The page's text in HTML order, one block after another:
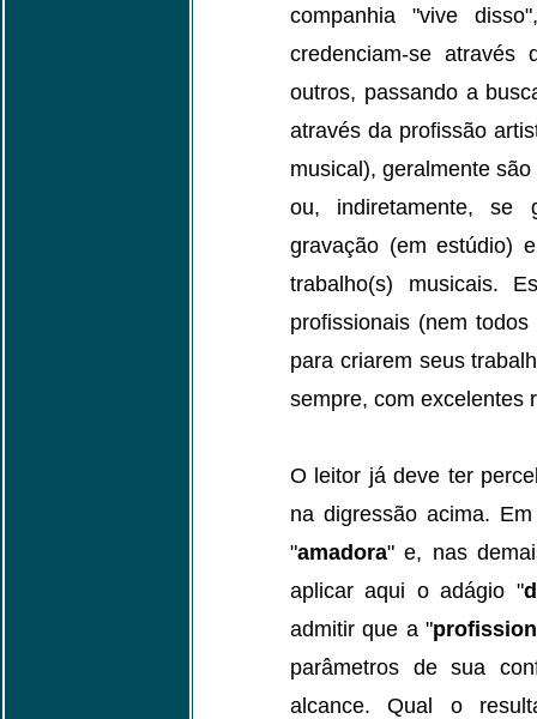
companhia "vive
credenciam-se através
outros, passando a
através da profissão
musical), geralmente
ou, indiretamente, se
gravação (em estúdio)
trabalho(s) musicais.
profissionais (nem
para criarem seus
sempre, com excelentes
O leitor já deve ter
na digressão acima.
"amadora" e, nas
aplicar aqui o adágio "
admitir que a "
parâmetros de sua
alcance. Qual o